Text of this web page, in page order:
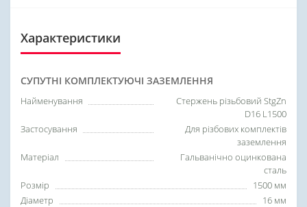
Характеристики
СУПУТНІ КОМПЛЕКТУЮЧІ ЗАЗЕМЛЕННЯ
Найменування
Стержень різьбовий StgZn
D16 L1500
Застосування
Для різбових комплектів
заземлення
Матеріал
Гальванічно оцинкована
сталь
Розмір
1500 мм
Діаметр
16 мм